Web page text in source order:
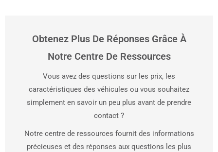
Obtenez Plus De Réponses Grâce À
Notre Centre De Ressources
Vous avez des questions sur les prix, les
caractéristiques des véhicules ou vous souhaitez
simplement en savoir un peu plus avant de prendre
contact ?
Notre centre de ressources fournit des informations
précieuses et des réponses aux questions les plus